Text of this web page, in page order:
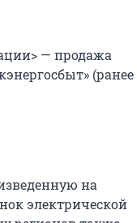
— продажа
(ранее
на
электрической